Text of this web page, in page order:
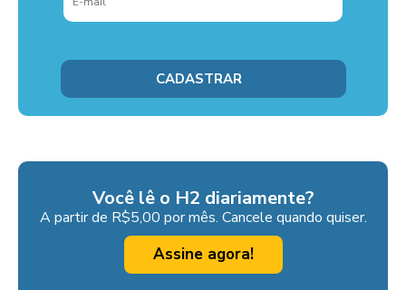
Você lê o H2 diariamente?
A partir de R$5,00 por mês. Cancele quando quiser.
Assine agora!